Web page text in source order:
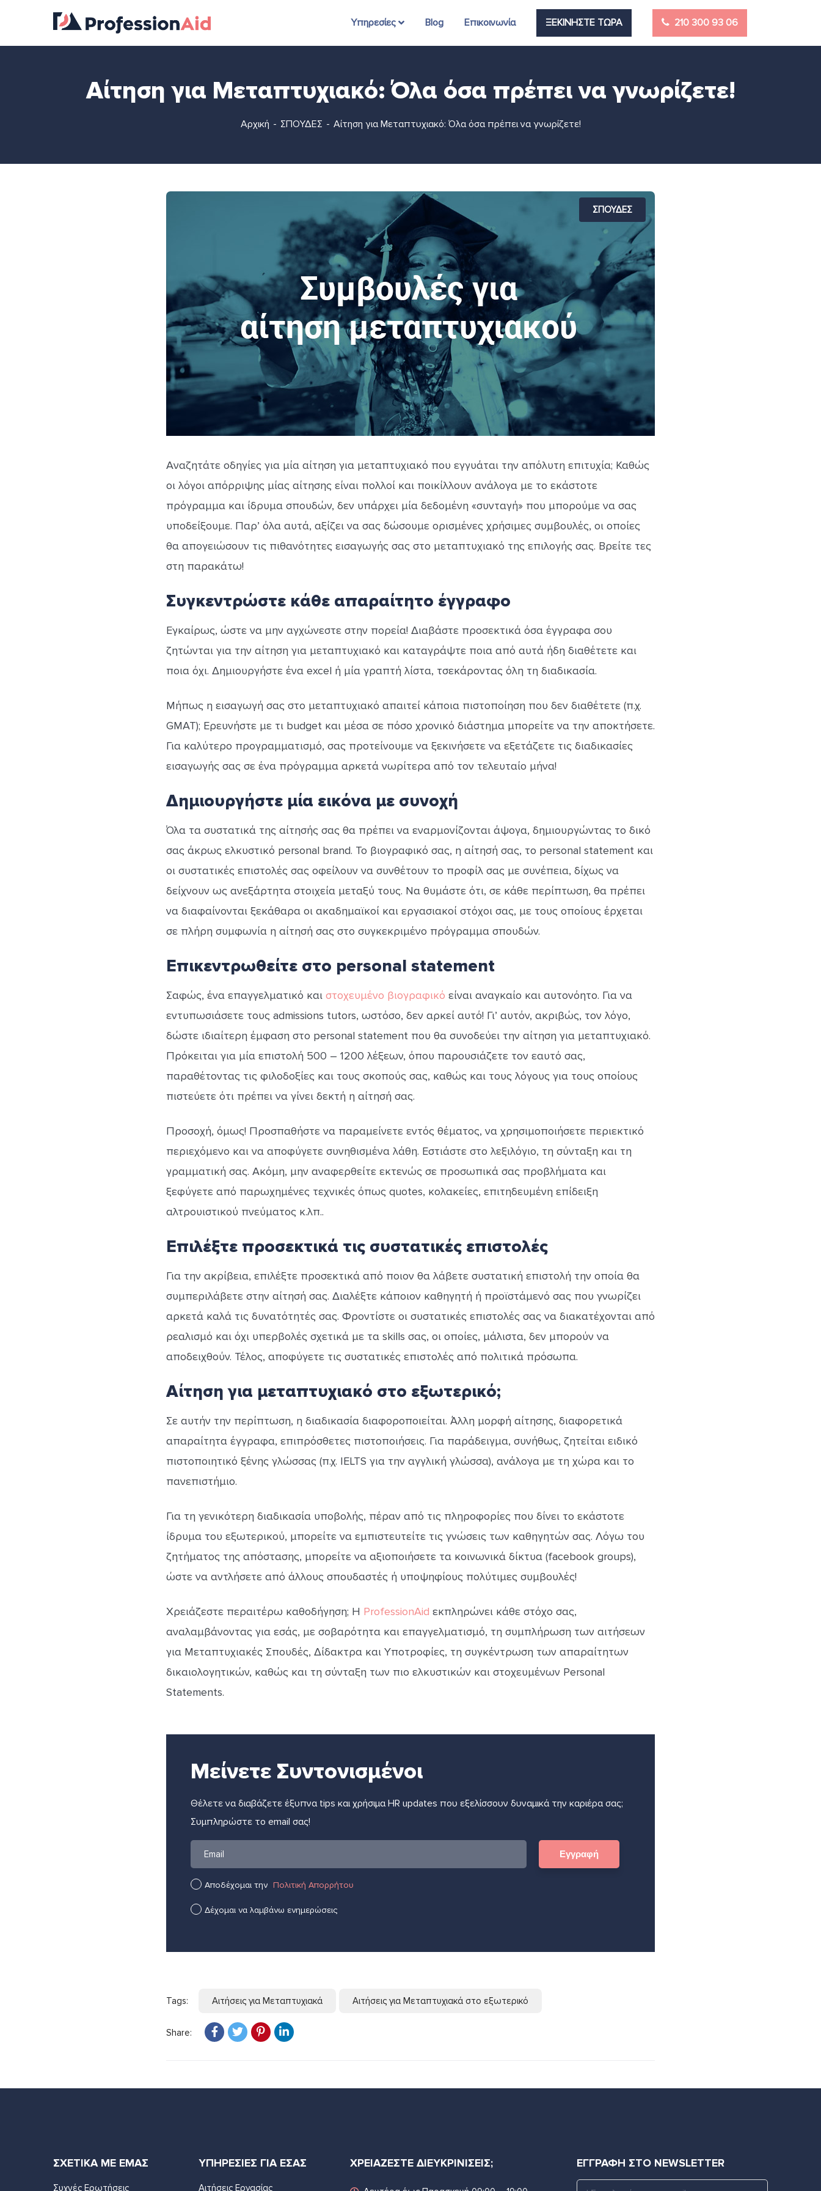
Υπηρεσίες Blog Επικοινωνία ΞΕΚΙΝΗΣΤΕ ΤΩΡΑ 210 300 93 06
Αίτηση για Μεταπτυχιακό: Όλα όσα πρέπει να γνωρίζετε!
Αρχική ΣΠΟΥΔΕΣ Αίτηση για Μεταπτυχιακό: Όλα όσα πρέπει να γνωρίζετε!
ΣΠΟΥΔΕΣ
Αναζητάτε οδηγίες για μία αίτηση για μεταπτυχιακό που εγγυάται την απόλυτη επιτυχία; Καθώς
οι λόγοι απόρριψης μίας αίτησης είναι πολλοί και ποικίλλουν ανάλογα με το εκάστοτε
πρόγραμμα και ίδρυμα σπουδών, δεν υπάρχει μία δεδομένη «συνταγή» που μπορούμε να σας
υποδείξουμε. Παρ’ όλα αυτά, αξίζει να σας δώσουμε ορισμένες χρήσιμες συμβουλές, οι οποίες
θα απογειώσουν τις πιθανότητες εισαγωγής σας στο μεταπτυχιακό της επιλογής σας. Βρείτε τες
στη παρακάτω!
Συγκεντρώστε κάθε απαραίτητο έγγραφο
Εγκαίρως, ώστε να μην αγχώνεστε στην πορεία! Διαβάστε προσεκτικά όσα έγγραφα σου
ζητώνται για την αίτηση για μεταπτυχιακό και καταγράψτε ποια από αυτά ήδη διαθέτετε και
ποια όχι. Δημιουργήστε ένα excel ή μία γραπτή λίστα, τσεκάροντας όλη τη διαδικασία.
Μήπως η εισαγωγή σας στο μεταπτυχιακό απαιτεί κάποια πιστοποίηση που δεν διαθέτετε (π.χ.
GMAT); Ερευνήστε με τι budget και μέσα σε πόσο χρονικό διάστημα μπορείτε να την αποκτήσετε.
Για καλύτερο προγραμματισμό, σας προτείνουμε να ξεκινήσετε να εξετάζετε τις διαδικασίες
εισαγωγής σας σε ένα πρόγραμμα αρκετά νωρίτερα από τον τελευταίο μήνα!
Δημιουργήστε μία εικόνα με συνοχή
Όλα τα συστατικά της αίτησής σας θα πρέπει να εναρμονίζονται άψογα, δημιουργώντας το δικό
σας άκρως ελκυστικό personal brand. Το βιογραφικό σας, η αίτησή σας, το personal statement και
οι συστατικές επιστολές σας οφείλουν να συνθέτουν το προφίλ σας με συνέπεια, δίχως να
δείχνουν ως ανεξάρτητα στοιχεία μεταξύ τους. Να θυμάστε ότι, σε κάθε περίπτωση, θα πρέπει
να διαφαίνονται ξεκάθαρα οι ακαδημαϊκοί και εργασιακοί στόχοι σας, με τους οποίους έρχεται
σε πλήρη συμφωνία η αίτησή σας στο συγκεκριμένο πρόγραμμα σπουδών.
Επικεντρωθείτε στο personal statement
Σαφώς, ένα επαγγελματικό και στοχευμένο βιογραφικό είναι αναγκαίο και αυτονόητο. Για να
εντυπωσιάσετε τους admissions tutors, ωστόσο, δεν αρκεί αυτό! Γι’ αυτόν, ακριβώς, τον λόγο,
δώστε ιδιαίτερη έμφαση στο personal statement που θα συνοδεύει την αίτηση για μεταπτυχιακό.
Πρόκειται για μία επιστολή 500 – 1200 λέξεων, όπου παρουσιάζετε τον εαυτό σας,
παραθέτοντας τις φιλοδοξίες και τους σκοπούς σας, καθώς και τους λόγους για τους οποίους
πιστεύετε ότι πρέπει να γίνει δεκτή η αίτησή σας.
Προσοχή, όμως! Προσπαθήστε να παραμείνετε εντός θέματος, να χρησιμοποιήσετε περιεκτικό
περιεχόμενο και να αποφύγετε συνηθισμένα λάθη. Εστιάστε στο λεξιλόγιο, τη σύνταξη και τη
γραμματική σας. Ακόμη, μην αναφερθείτε εκτενώς σε προσωπικά σας προβλήματα και
ξεφύγετε από παρωχημένες τεχνικές όπως quotes, κολακείες, επιτηδευμένη επίδειξη
αλτρουιστικού πνεύματος κ.λπ..
Επιλέξτε προσεκτικά τις συστατικές επιστολές
Για την ακρίβεια, επιλέξτε προσεκτικά από ποιον θα λάβετε συστατική επιστολή την οποία θα
συμπεριλάβετε στην αίτησή σας. Διαλέξτε κάποιον καθηγητή ή προϊστάμενό σας που γνωρίζει
αρκετά καλά τις δυνατότητές σας. Φροντίστε οι συστατικές επιστολές σας να διακατέχονται από
ρεαλισμό και όχι υπερβολές σχετικά με τα skills σας, οι οποίες, μάλιστα, δεν μπορούν να
αποδειχθούν. Τέλος, αποφύγετε τις συστατικές επιστολές από πολιτικά πρόσωπα.
Αίτηση για μεταπτυχιακό στο εξωτερικό;
Σε αυτήν την περίπτωση, η διαδικασία διαφοροποιείται. Άλλη μορφή αίτησης, διαφορετικά
απαραίτητα έγγραφα, επιπρόσθετες πιστοποιήσεις. Για παράδειγμα, συνήθως, ζητείται ειδικό
πιστοποιητικό ξένης γλώσσας (π.χ. IELTS για την αγγλική γλώσσα), ανάλογα με τη χώρα και το
πανεπιστήμιο.
Για τη γενικότερη διαδικασία υποβολής, πέραν από τις πληροφορίες που δίνει το εκάστοτε
ίδρυμα του εξωτερικού, μπορείτε να εμπιστευτείτε τις γνώσεις των καθηγητών σας. Λόγω του
ζητήματος της απόστασης, μπορείτε να αξιοποιήσετε τα κοινωνικά δίκτυα (facebook groups),
ώστε να αντλήσετε από άλλους σπουδαστές ή υποψηφίους πολύτιμες συμβουλές!
Χρειάζεστε περαιτέρω καθοδήγηση; Η ProfessionAid εκπληρώνει κάθε στόχο σας,
αναλαμβάνοντας για εσάς, με σοβαρότητα και επαγγελματισμό, τη συμπλήρωση των αιτήσεων
για Μεταπτυχιακές Σπουδές, Δίδακτρα και Υποτροφίες, τη συγκέντρωση των απαραίτητων
δικαιολογητικών, καθώς και τη σύνταξη των πιο ελκυστικών και στοχευμένων Personal
Statements.
Μείνετε Συντονισμένοι
Θέλετε να διαβάζετε έξυπνα tips και χρήσιμα HR updates που εξελίσσουν δυναμικά την καριέρα σας;
Συμπληρώστε το email σας!
Αποδέχομαι την Πολιτική Απορρήτου
Δέχομαι να λαμβάνω ενημερώσεις
Tags: Αιτήσεις για Μεταπτυχιακά Αιτήσεις για Μεταπτυχιακά στο εξωτερικό
Share:
ΣΧΕΤΙΚΑ ΜΕ ΕΜΑΣ
Συχνές Ερωτήσεις
ΥΠΗΡΕΣΙΕΣ ΓΙΑ ΕΣΑΣ
Αιτήσεις Εργασίας
ΧΡΕΙΑΖΕΣΤΕ ΔΙΕΥΚΡΙΝΙΣΕΙΣ; ΕΓΓΡΑΦΗ ΣΤΟ NEWSLETTER